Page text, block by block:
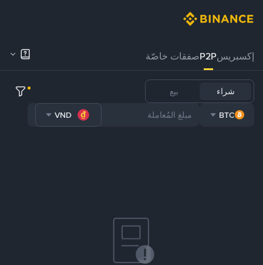
إكسبريسP2Pصفقات خاصّة
شراء بيع
BTC
VND